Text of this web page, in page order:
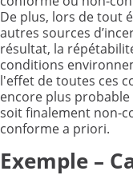
De plus, lors de tout
autres sources
résultat, la
conditions
l'effet de toutes ces
encore plus probable
soit finalement non-
conforme a priori.
Exemple –